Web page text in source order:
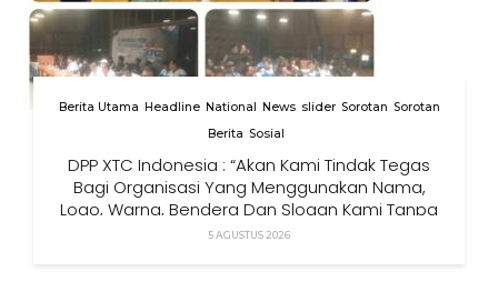
Berita Utama Headline National News slider Sorotan Sorotan
Berita Sosial
DPP XTC Indonesia : “Akan Kami Tindak Tegas
Bagi Organisasi Yang Menggunakan Nama,
Logo, Warna, Bendera Dan Slogan Kami Tanpa
Izin”
5 AGUSTUS 2026